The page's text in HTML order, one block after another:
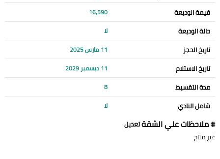
قيمة الوديعة 16,590
حالة الوديعة لا
تاريخ الحجز 11 مارس 2025
تاريخ الاستلام 11 ديسمبر 2029
مدة التقسيط 8
شامل النادي لا
# ملاحظات علي الشقةتعديل
غير متاح